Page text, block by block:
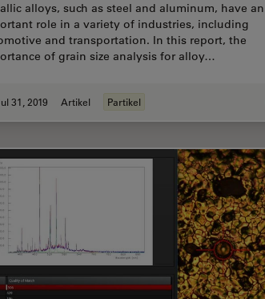
alloys, such as steel and aluminum, have an
role in a variety of industries, including
and transportation. In this report, the
of grain size analysis for alloy…
31, 2019 Artikel Partikel